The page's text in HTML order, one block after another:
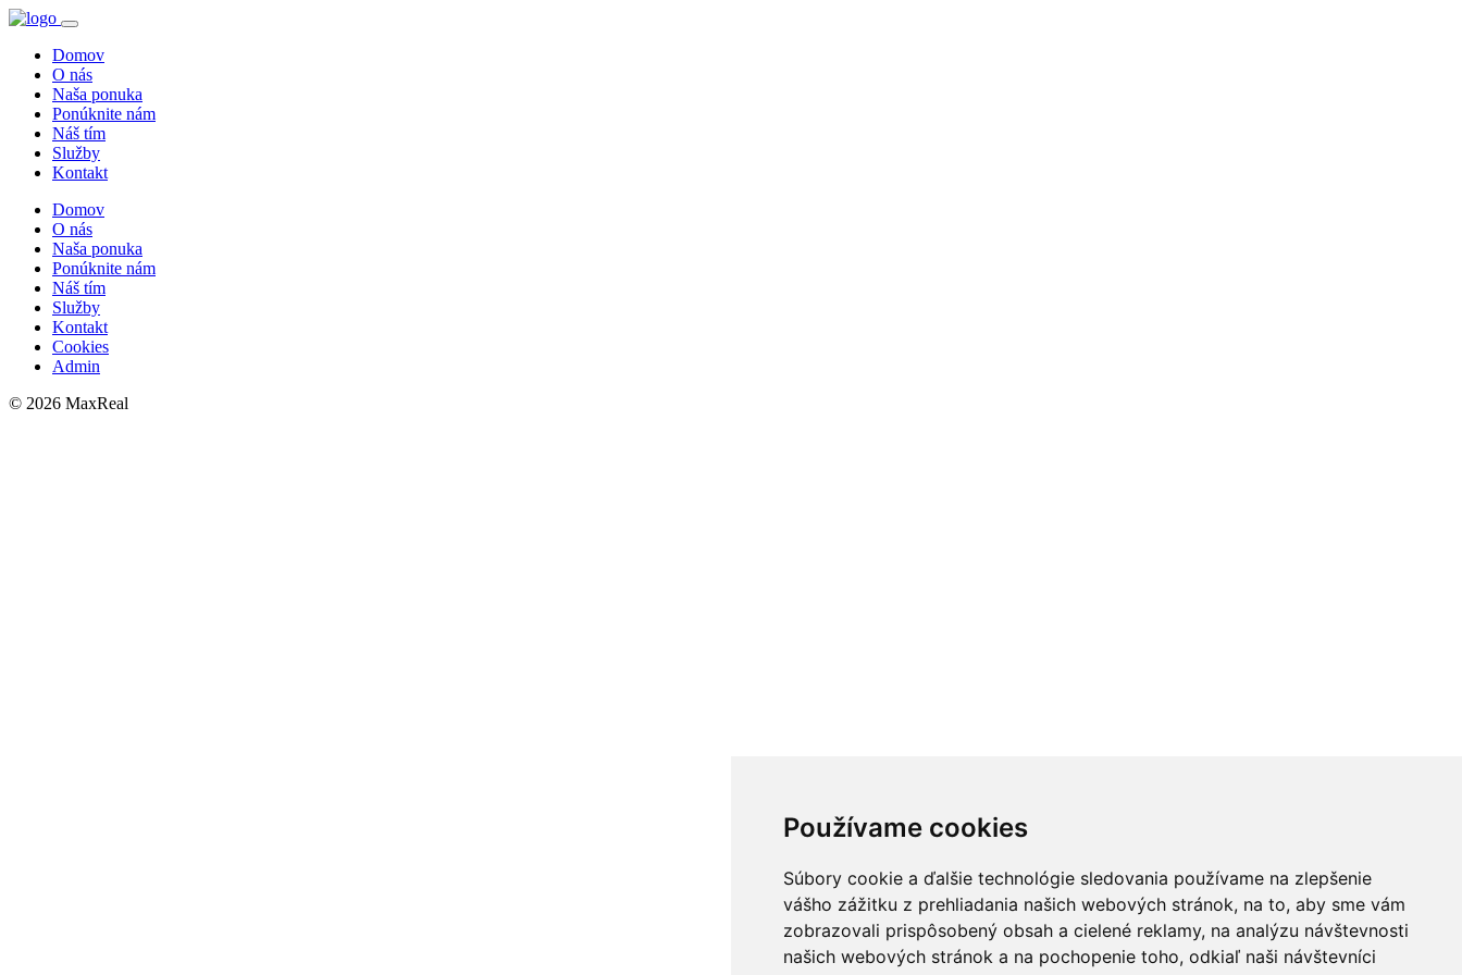
Používame cookies
Súbory cookie a ďalšie technológie sledovania používame na zlepšenie
vášho zážitku z prehliadania našich webových stránok, na to, aby sme vám
zobrazovali prispôsobený obsah a cielené reklamy, na analýzu návštevnosti
našich webových stránok a na pochopenie toho, odkiaľ naši návštevníci
Domov
O nás
Naša ponuka
Ponúknite nám
Náš tím
Služby
Kontakt
Domov
O nás
Naša ponuka
Ponúknite nám
Náš tím
Služby
Kontakt
Cookies
Admin
© 2026 MaxReal